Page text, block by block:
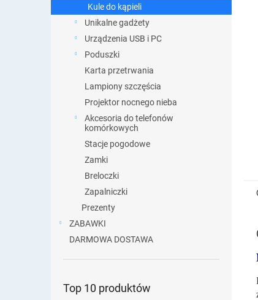
Kule do kąpieli
Unikalne gadżety
Urządzenia USB i PC
Poduszki
Karta przetrwania
Lampiony szczęścia
Projektor nocnego nieba
Akcesoria do telefonów
komórkowych
Stacje pogodowe
Zamki
Breloczki
Zapalniczki
Prezenty
ZABAWKI
DARMOWA DOSTAWA
Top 10 produktów